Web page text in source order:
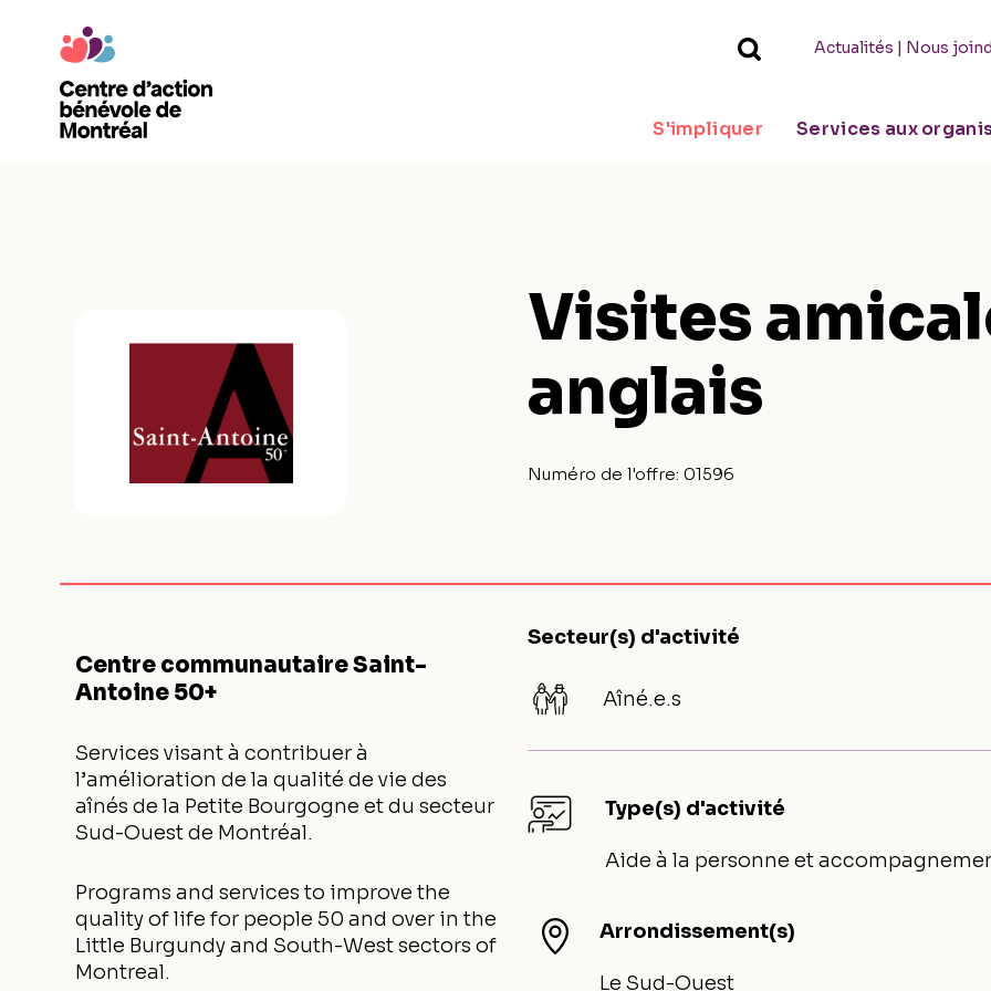
Actualités | Nous
S'impliquer Services aux
Visites
anglais
Numéro de l'offre:01596
Centre communautaire Saint-
Antoine 50+
Services visant à contribuer à
l’amélioration de la qualité de vie des
aînés de la Petite Bourgogne et du secteur
Sud-Ouest de Montréal.
Programs and services to improve the
quality of life for people 50 and over in the
Little Burgundy and South-West sectors of
Montreal.
Secteur(s) d'activité
Aîné.e.s
Type(s) d'activité
Aide à la personne et
Arrondissement(s)
Le Sud-Ouest